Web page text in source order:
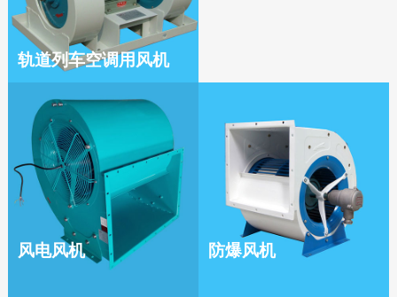
轨道列车空调用风机
风电风机 防爆风机